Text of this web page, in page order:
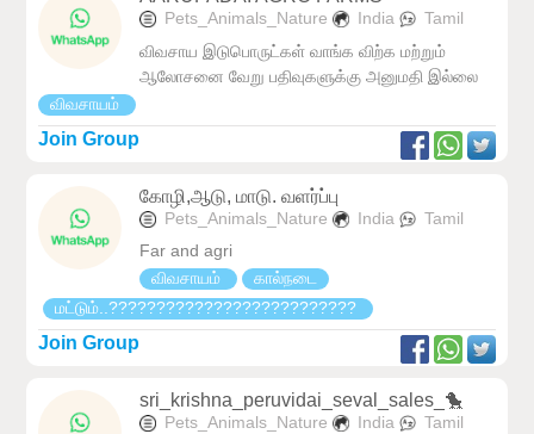
Pets_Animals_Nature India
Tamil
விவசாய இடுபொருட்கள் வாங்க விற்க மற்றும்
ஆலோசனை வேறு பதிவுகளுக்கு அனுமதி இல்லை
விவசாயம்
Join Group
கோழி,ஆடு, மாடு. வளர்ப்பு
Pets_Animals_Nature India
Tamil
Far and agri
விவசாயம்
கால்நடை
மட்டும்..??????????????????????️????
Join Group
sri_krishna_peruvidai_seval_sales_🐤
Pets_Animals_Nature India
Tamil